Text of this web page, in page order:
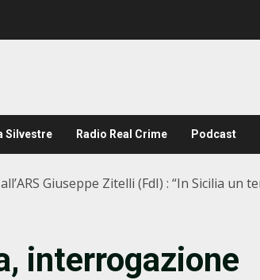
Silvestre Radio Real Crime Podcast
Giuseppe Zitelli (FdI) : “In Sicilia un
interrogazione